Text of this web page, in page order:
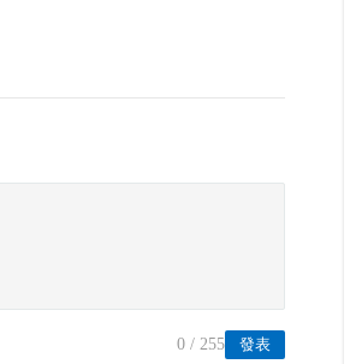
發表
0 / 255